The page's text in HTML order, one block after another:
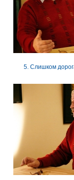
5. Слишком